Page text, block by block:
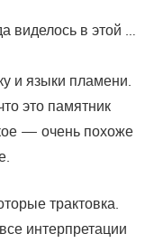
виделось в этой …
и языки пламени.
это памятник
— очень похоже
трактовка.
интерпретации